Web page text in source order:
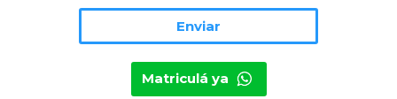
Matriculá ya